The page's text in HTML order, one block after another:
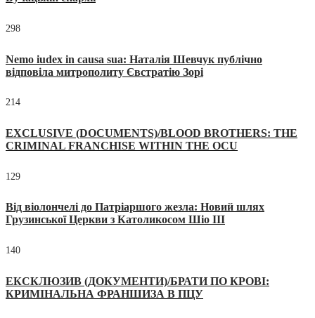
298
Nemo iudex in causa sua: Наталія Шевчук публічно
відповіла митрополиту Євстратію Зорі
214
EXCLUSIVE (DOCUMENTS)/BLOOD BROTHERS: THE
CRIMINAL FRANCHISE WITHIN THE OCU
129
Від віолончелі до Патріаршого жезла: Новий шлях
Грузинської Церкви з Католикосом Шіо III
140
ЕКСКЛЮЗИВ (ДОКУМЕНТИ)/БРАТИ ПО КРОВІ:
КРИМІНАЛЬНА ФРАНШИЗА В ПЦУ